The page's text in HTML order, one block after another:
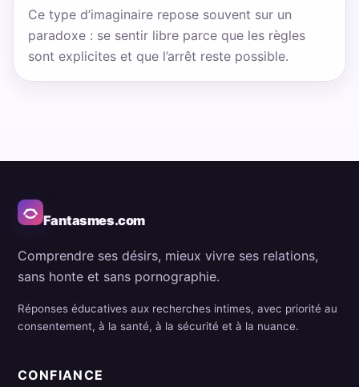
Ce type d’imaginaire repose souvent sur un
paradoxe : se sentir libre parce que les règles
sont explicites et que l’arrêt reste possible.
Fantasmes.com
Comprendre ses désirs, mieux vivre ses relations,
sans honte et sans pornographie.
Réponses éducatives aux recherches intimes, avec priorité au
consentement, à la santé, à la sécurité et à la nuance.
CONFIANCE